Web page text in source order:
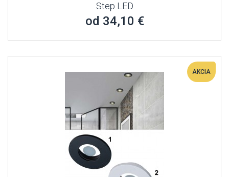
Step LED
od 34,10 €
AKCIA